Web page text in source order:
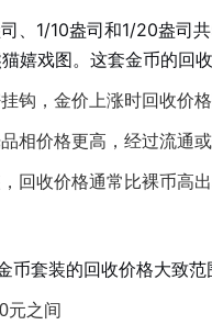
、1/10盎司和1/20盎司
嬉戏图。这套金币的回
钩，金价上涨时回收价格
相价格更高，经过流通
回收价格通常比裸币高出
套装的回收价格大致
元之间